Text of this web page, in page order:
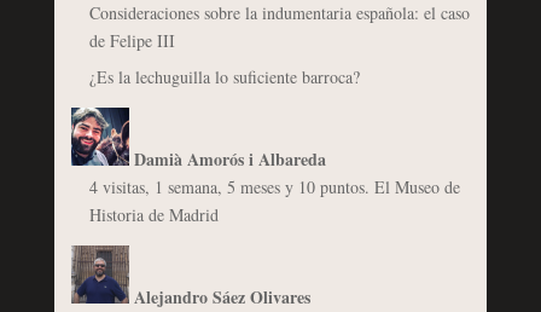
Consideraciones sobre la indumentaria española: el caso
de Felipe III
¿Es la lechuguilla lo suficiente barroca?
Damià Amorós i Albareda
4 visitas, 1 semana, 5 meses y 10 puntos. El Museo de
Historia de Madrid
Alejandro Sáez Olivares